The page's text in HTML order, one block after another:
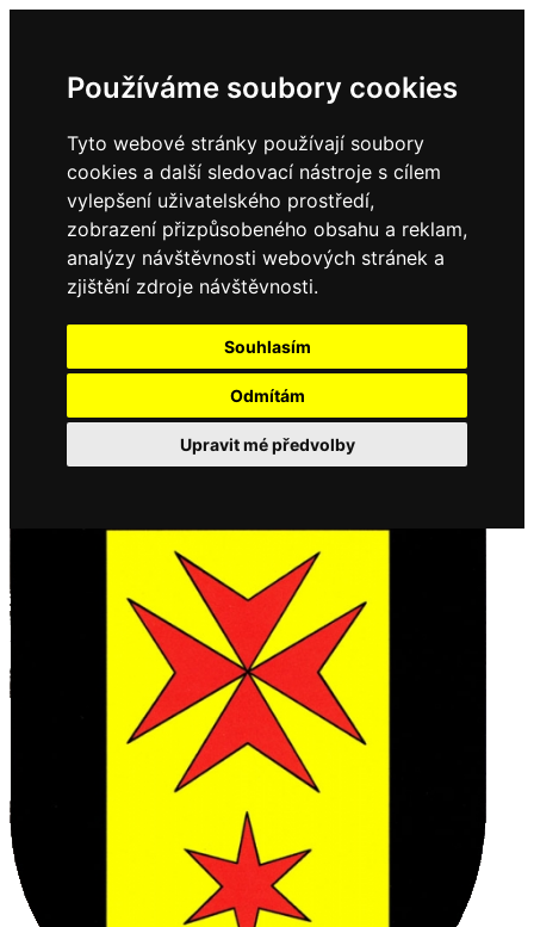
Používáme soubory cookies
Tyto webové stránky používají soubory
cookies a další sledovací nástroje s cílem
vylepšení uživatelského prostředí,
zobrazení přizpůsobeného obsahu a reklam,
analýzy návštěvnosti webových stránek a
zjištění zdroje návštěvnosti.
Souhlasím
Odmítám
Upravit mé předvolby